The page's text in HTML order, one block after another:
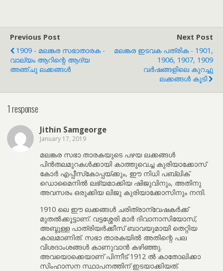
Previous Post
1909 - മലങ്കര സഭാതാരക -
വാല്യം ആറിന്റെ ആദ്യ
അഞ്ചു ലക്കങ്ങൾ
Next Post
മലങ്കര ഇടവക പത്രിക - 1901,
1906, 1907, 1909
വർഷങ്ങളിലെ കുറച്ചു
ലക്കങ്ങൾ കൂടി
1 response
Jithin Samgeorge
January 17, 2019
മലങ്കര സഭാ താരകയുടെ പഴയ ലക്കങ്ങൾ
പിൻതലമുറകൾക്കായി കാത്തുവെച്ച കുരിയാക്കോസ്
കോർ എപ്പീസ്‌കോപ്പയ്ക്കും, ഈ നിധി പബ്ലിക്
ഡൊമൈനിൽ ലഭ്യമാക്കിയ ഷിജുവിനും, അതിനു
അവസരം ഒരുക്കിയ ലിജു കുരിയാക്കോസിനും നന്ദി.
1910 ലെ ഈ ലക്കങ്ങൾ ചരിത്രാന്വേഷകർക്ക്
മുതൽക്കൂട്ടാണ്. വട്ടശ്ശേരി മാർ ദിവാനാസിയോസ്,
അബ്ദുള്ള പാത്രിയർക്കീസ് ബാവയുമായി തെറ്റിയ
കാലമാണിത്. സഭാ താരകയിൽ അതിന്റെ പല
വിശദാംശങ്ങൾ കാണുവാൻ കഴിഞ്ഞു.
അവയൊക്കെയാണ് പിന്നീട് 1912 ൽ കാതോലിക്കാ
സിംഹാസന സ്ഥാപനത്തിന് ഇടയാക്കിയത്.